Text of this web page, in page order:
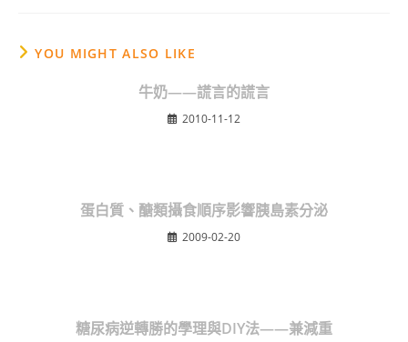
YOU MIGHT ALSO LIKE
牛奶——謊言的謊言
2010-11-12
蛋白質、醣類攝食順序影響胰島素分泌
2009-02-20
糖尿病逆轉勝的學理與DIY法——兼減重